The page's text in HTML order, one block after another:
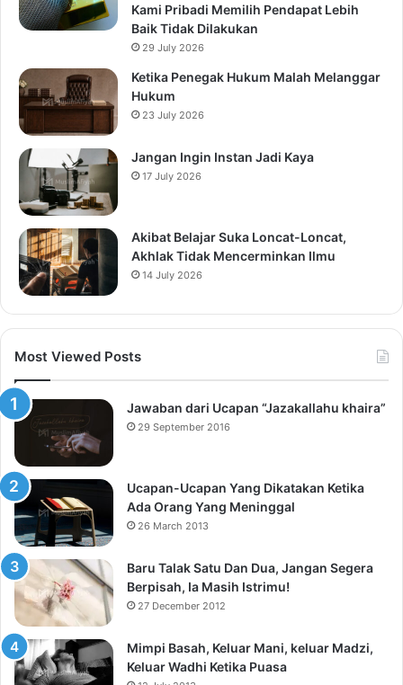
Kami Pribadi Memilih Pendapat Lebih
Baik Tidak Dilakukan
29 July 2026
Ketika Penegak Hukum Malah Melanggar
Hukum
23 July 2026
Jangan Ingin Instan Jadi Kaya
17 July 2026
Akibat Belajar Suka Loncat-Loncat,
Akhlak Tidak Mencerminkan Ilmu
14 July 2026
Most Viewed Posts
Jawaban dari Ucapan “Jazakallahu khaira”
29 September 2016
Ucapan-Ucapan Yang Dikatakan Ketika
Ada Orang Yang Meninggal
26 March 2013
Baru Talak Satu Dan Dua, Jangan Segera
Berpisah, Ia Masih Istrimu!
27 December 2012
Mimpi Basah, Keluar Mani, keluar Madzi,
Keluar Wadhi Ketika Puasa